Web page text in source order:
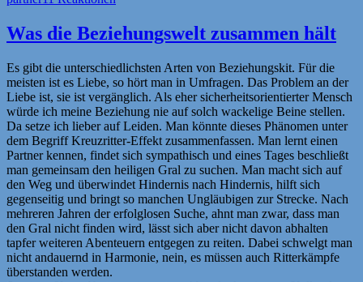
Was die Beziehungswelt zusammen hält
Es gibt die unterschiedlichsten Arten von Beziehungskit. Für die
meisten ist es Liebe, so hört man in Umfragen. Das Problem an der
Liebe ist, sie ist vergänglich. Als eher sicherheitsorientierter Mensch
würde ich meine Beziehung nie auf solch wackelige Beine stellen.
Da setze ich lieber auf Leiden. Man könnte dieses Phänomen unter
dem Begriff Kreuzritter-Effekt zusammenfassen. Man lernt einen
Partner kennen, findet sich sympathisch und eines Tages beschließt
man gemeinsam den heiligen Gral zu suchen. Man macht sich auf
den Weg und überwindet Hindernis nach Hindernis, hilft sich
gegenseitig und bringt so manchen Ungläubigen zur Strecke. Nach
mehreren Jahren der erfolglosen Suche, ahnt man zwar, dass man
den Gral nicht finden wird, lässt sich aber nicht davon abhalten
tapfer weiteren Abenteuern entgegen zu reiten. Dabei schwelgt man
nicht andauernd in Harmonie, nein, es müssen auch Ritterkämpfe
überstanden werden.